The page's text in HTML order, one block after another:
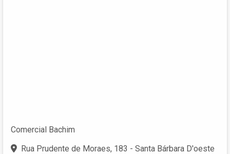
Comercial Bachim
Rua Prudente de Moraes, 183 - Santa Bárbara D'oeste